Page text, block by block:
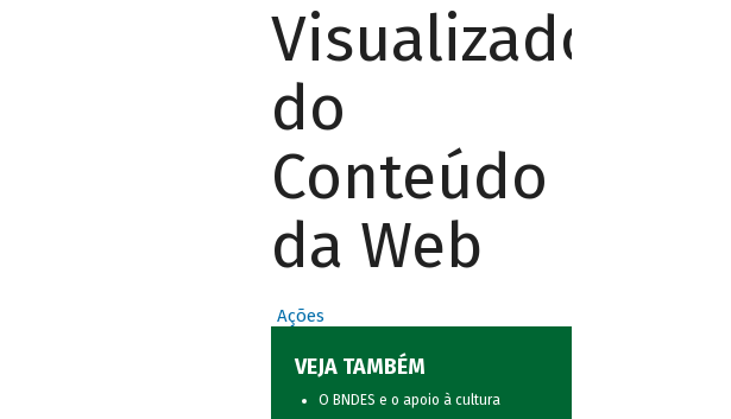
Visualizador
do
Conteúdo
da Web
Ações
VEJA TAMBÉM
O BNDES e o apoio à cultura